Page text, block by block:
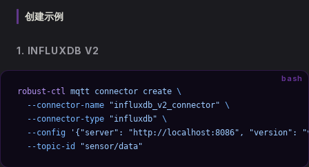
创建示例
1. INFLUXDB V2
bash
robust-ctl mqtt connector create \
  --connector-name
"influxdb_v2_connector" \
  --connector-type
"influxdb" \
  --config
'{"server": "http://localhost:8086", "version":
  --topic-id
"sensor/data"